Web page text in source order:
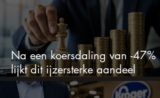
Na een koersdaling van -47%
lijkt dit ijzersterke aandeel
aantrekkelijker dan ooit